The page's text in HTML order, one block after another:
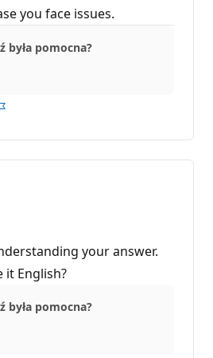
you face issues.
była pomocna?
your answer.
it English?
była pomocna?